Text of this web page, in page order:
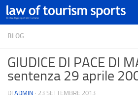
BLOG
GIUDICE DI PACE DI
sentenza 29 aprile
DI ADMIN · 23 SETTEMBRE 2013